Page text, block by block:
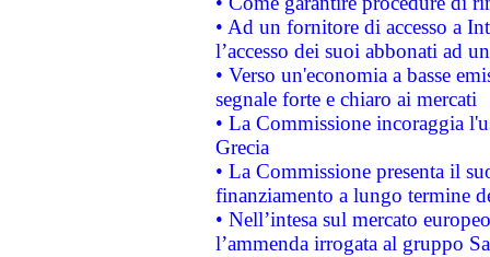
• Ad un fornitore di accesso a
l’accesso dei suoi abbonati ad
• Verso un'economia a basse
segnale forte e chiaro ai mercati
• La Commissione incoraggia
Grecia
• La Commissione presenta il
finanziamento a lungo termine
• Nell’intesa sul mercato
l’ammenda irrogata al gruppo